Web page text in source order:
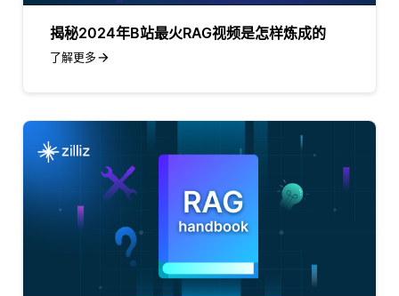
揭秘2024年B站最火RAG视频是怎样炼成的
了解更多